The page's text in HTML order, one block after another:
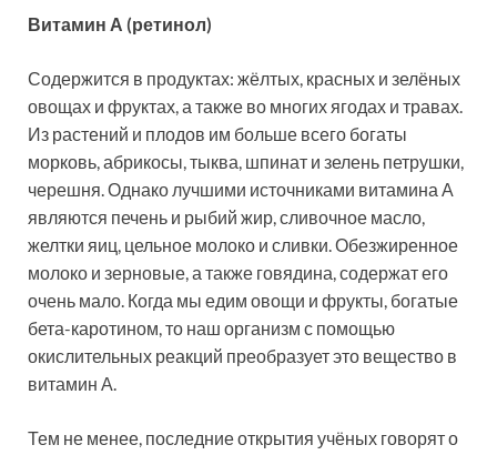
Витамин А (ретинол)
Содержится в продуктах: жёлтых, красных и зелёных
овощах и фруктах, а также во многих ягодах и травах.
Из растений и плодов им больше всего богаты
морковь, абрикосы, тыква, шпинат и зелень петрушки,
черешня. Однако лучшими источниками витамина А
являются печень и рыбий жир, сливочное масло,
желтки яиц, цельное молоко и сливки. Обезжиренное
молоко и зерновые, а также говядина, содержат его
очень мало. Когда мы едим овощи и фрукты, богатые
бета-каротином, то наш организм с помощью
окислительных реакций преобразует это вещество в
витамин А.
Тем не менее, последние открытия учёных говорят о